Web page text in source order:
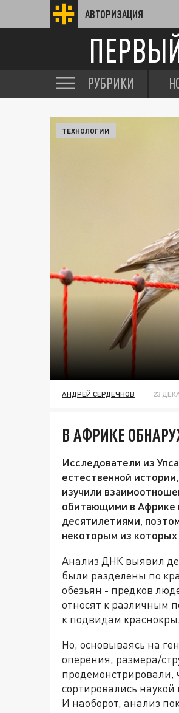
АВТОРИЗАЦИЯ
РУБРИКИ
ТЕХНОЛОГИИ
АНДРЕЙ СЕРДЕЧНОВ 23
В АФРИКЕ
Исследователи из
естественной
изучили
обитающими в Африке
десятилетиями,
некоторым из
Анализ ДНК выявил
были разделены по
обезьян - предков
относят к различным
к подвидам
Но, основываясь на
оперения, размера/
продемонстрировали,
сортировались
И наоборот, анализ